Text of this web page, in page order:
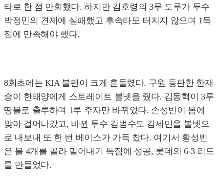
타로 한 점 만회했다. 하지만 김호령의 3루 도루가 투수
박정민의 견제에 실패했고 후속타도 터지지 않으며 1득
점에 만족해야 했다.
8회초에는 KIA 불펜이 크게 흔들렸다. 구원 등판한 한재
승이 한태양에게 스트레이트 볼넷을 줬다. 김동혁이 3루
땅볼로 출루하며 1루 주자만 바뀌었다. 손성빈이 몸에
맞아 걸어나갔고, 바뀐 투수 김범수도 김세민을 볼넷으
로 내보내 또 한 번 베이스가 가득 찼다. 여기서 황성빈
은 볼 4개를 골라 밀어내기 득점에 성공, 롯데의 6-3 리드
를 만들었다.